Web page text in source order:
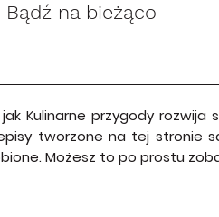
Bądź na bieżąco
Kulinarne przygody rozwija
tworzone na tej stronie
Możesz to po prostu